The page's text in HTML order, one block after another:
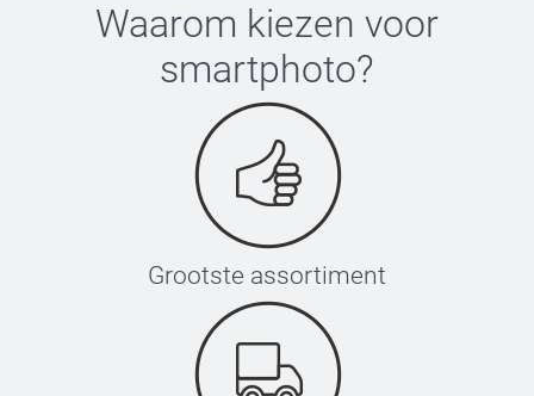
Waarom kiezen voor
smartphoto?
Grootste assortiment